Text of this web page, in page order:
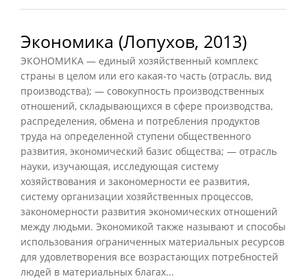
Экономика (Лопухов, 2013)
ЭКОНОМИКА — единый хозяйственный комплекс
страны в целом или его какая-то часть (отрасль, вид
производства); — совокупность производственных
отношений, складывающихся в сфере производства,
распределения, обмена и потребления продуктов
труда на определенной ступени общественного
развития, экономический базис общества; — отрасль
науки, изучающая, исследующая систему
хозяйствования и закономерности ее развития,
систему организации хозяйственных процессов,
закономерности развития экономических отношений
между людьми. Экономикой также называют и способы
использования ограниченных материальных ресурсов
для удовлетворения все возрастающих потребностей
людей в материальных благах...